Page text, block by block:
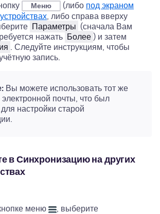
Меню (либо под экраном
, либо справа вверху
Параметры (сначала Вам
нажать Более ) и затем
. Следуйте инструкциям, чтобы
запись.
Вы можете использовать тот же
почты, что был
настройки старой
в Синхронизацию на других
меню , выберите